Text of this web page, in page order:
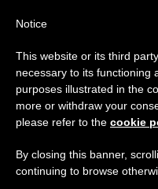
Notice
This website or its third
necessary to its functioning
purposes illustrated in the
more or withdraw your
please refer to the cookie
By closing this banner,
continuing to browse